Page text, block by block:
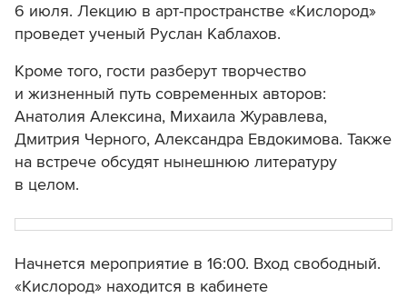
6 июля. Лекцию в арт-пространстве «Кислород»
проведет ученый Руслан Каблахов.
Кроме того, гости разберут творчество
и жизненный путь современных авторов:
Анатолия Алексина, Михаила Журавлева,
Дмитрия Черного, Александра Евдокимова. Также
на встрече обсудят нынешнюю литературу
в целом.
Начнется мероприятие в 16:00. Вход свободный.
«Кислород» находится в кабинете